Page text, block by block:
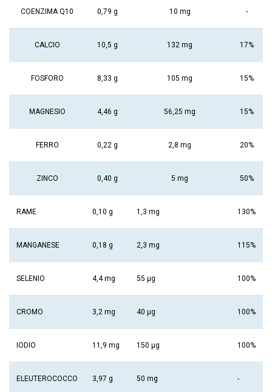
COENZIMA Q10 0,79 g 10 mg -
CALCIO 10,5 g 132 mg 17%
FOSFORO 8,33 g 105 mg 15%
MAGNESIO 4,46 g 56,25 mg 15%
FERRO 0,22 g 2,8 mg 20%
ZINCO 0,40 g 5 mg 50%
RAME 0,10 g 1,3 mg 130%
MANGANESE 0,18 g 2,3 mg 115%
SELENIO 4,4 mg 55 μg 100%
CROMO 3,2 mg 40 μg 100%
IODIO 11,9 mg 150 μg 100%
ELEUTEROCOCCO 3,97 g 50 mg -